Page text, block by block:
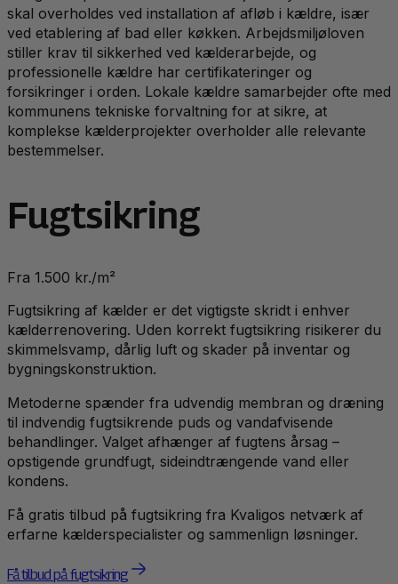
skal overholdes ved installation af afløb i kældre, især
ved etablering af bad eller køkken. Arbejdsmiljøloven
stiller krav til sikkerhed ved kælderarbejde, og
professionelle kældre har certifikateringer og
forsikringer i orden. Lokale kældre samarbejder ofte med
kommunens tekniske forvaltning for at sikre, at
komplekse kælderprojekter overholder alle relevante
bestemmelser.
Fugtsikring
Fra 1.500 kr./m²
Fugtsikring af kælder er det vigtigste skridt i enhver
kælderrenovering. Uden korrekt fugtsikring risikerer du
skimmelsvamp, dårlig luft og skader på inventar og
bygningskonstruktion.
Metoderne spænder fra udvendig membran og dræning
til indvendig fugtsikrende puds og vandafvisende
behandlinger. Valget afhænger af fugtens årsag –
opstigende grundfugt, sideindtrængende vand eller
kondens.
Få gratis tilbud på fugtsikring fra Kvaligos netværk af
erfarne kælderspecialister og sammenlign løsninger.
Få tilbud på fugtsikring